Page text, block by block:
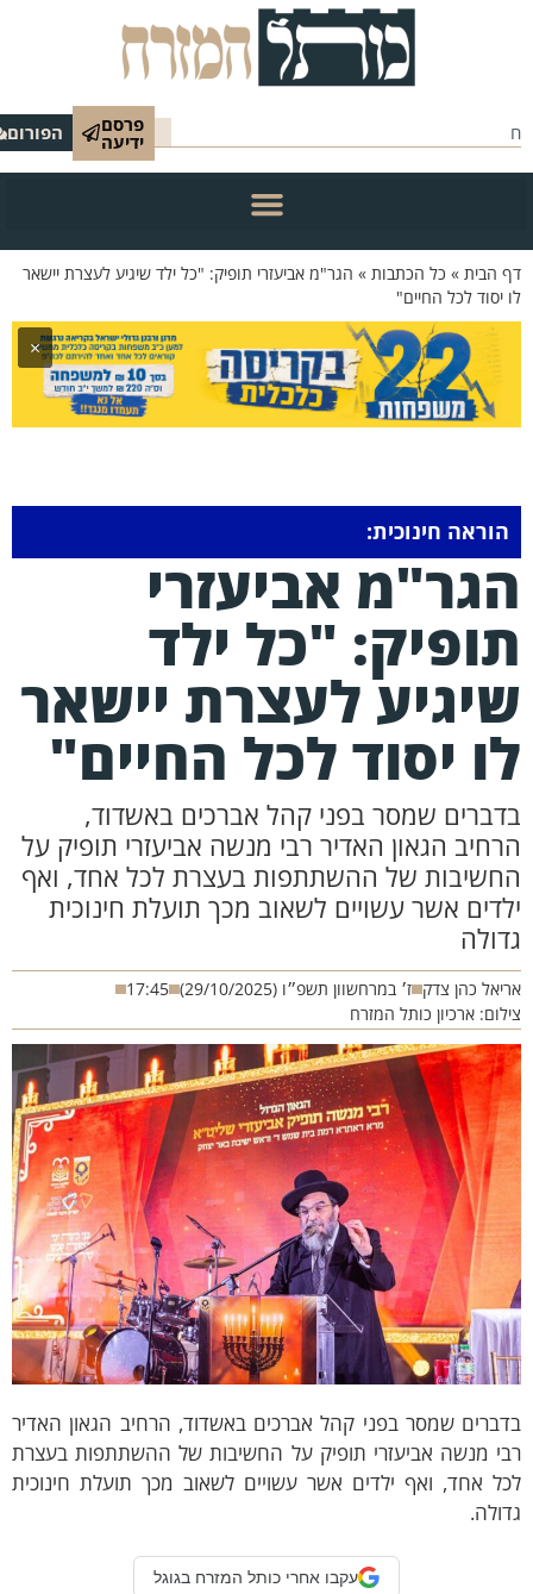
פרסם
ידיעה הפורום
הבית»כל הכתבות»הגר"מ אביעזרי תופיק: "כל ילד שיגיע לעצרת יישאר
יסוד לכל החיים"
×
הוראה חינוכית:
אביעזרי
"כל ילד
לעצרת יישאר
יסוד לכל החיים"
שמסר בפני קהל אברכים באשדוד,
הגאון האדיר רבי מנשה אביעזרי תופיק על
של ההשתתפות בעצרת לכל אחד, ואף
אשר עשויים לשאוב מכך תועלת חינוכית
כהן צדק ז׳ במרחשוון תשפ״ו (29/10/2025)
17:45
ארכיון כותל המזרח
שמסר בפני קהל אברכים באשדוד, הרחיב הגאון האדיר
מנשה אביעזרי תופיק על החשיבות של ההשתתפות בעצרת
אחד, ואף ילדים אשר עשויים לשאוב מכך תועלת חינוכית
עקבו אחרי כותל המזרח בגוגל